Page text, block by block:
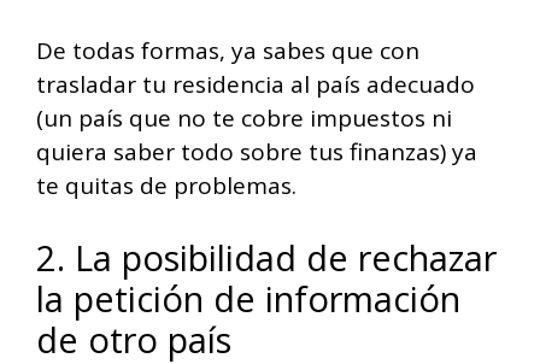
De todas formas, ya sabes que con
trasladar tu residencia al país adecuado
(un país que no te cobre impuestos ni
quiera saber todo sobre tus finanzas) ya
te quitas de problemas.
2. La posibilidad de rechazar
la petición de información
de otro país